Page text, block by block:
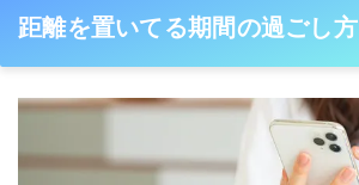
距離を置いてる期間の過ごし方